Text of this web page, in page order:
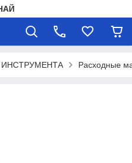
Расходные